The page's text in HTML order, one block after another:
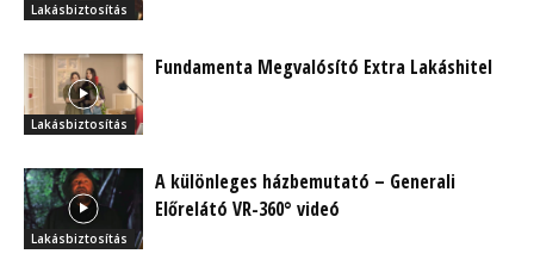
Lakásbiztosítás
Lakásbiztosítás
Fundamenta Megvalósító Extra Lakáshitel
Lakásbiztosítás
A különleges házbemutató – Generali
Előrelátó VR-360° videó